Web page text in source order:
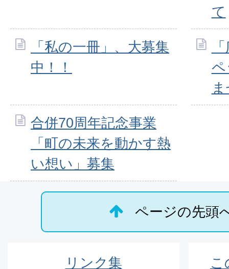
て
「私の一冊」、大募集
中！！
ペ
合併70周年記念事業
「町の未来を動かす熱
い想い」募集
ページの先頭
リンク集 こ